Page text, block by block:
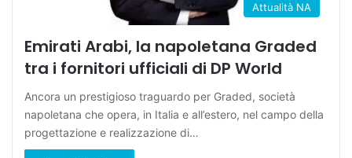
Attualità NA
Emirati Arabi, la napoletana Graded
tra i fornitori ufficiali di DP World
Ancora un prestigioso traguardo per Graded, società
napoletana che opera, in Italia e all’estero, nel campo della
progettazione e realizzazione di…